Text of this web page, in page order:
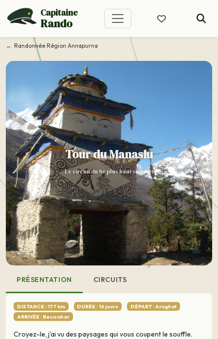
Capitaine
Rando
Randonnée Région Annapurna
Tour du Manaslu
Le circuit du 8e plus haut sommet
PRÉSENTATION CIRCUITS
DISTANCE : 177 km DURÉE : 16 jours
DÉPART : Arughat
ARRIVÉE : Besisahar
Croyez-le, j'ai vu des paysages qui vous coupent le souffle.